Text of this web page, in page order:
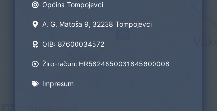
Općina Tompojevci
A. G. Matoša 9, 32238 Tompojevci
OIB: 87600034572
Žiro-račun: HR5824850031845600008
Impresum